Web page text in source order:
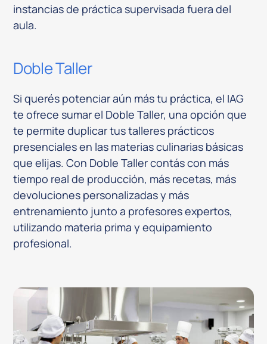
instancias de práctica supervisada fuera del
aula.
Doble Taller
Si querés potenciar aún más tu práctica, el IAG
te ofrece sumar el Doble Taller, una opción que
te permite duplicar tus talleres prácticos
presenciales en las materias culinarias básicas
que elijas. Con Doble Taller contás con más
tiempo real de producción, más recetas, más
devoluciones personalizadas y más
entrenamiento junto a profesores expertos,
utilizando materia prima y equipamiento
profesional.